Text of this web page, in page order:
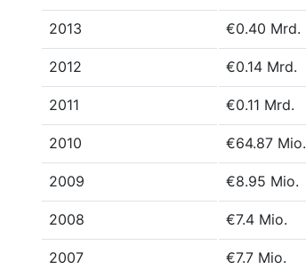
2013 €0.40 Mrd.
2012 €0.14 Mrd.
2011 €0.11 Mrd.
2010 €64.87 Mio.
2009 €8.95 Mio.
2008 €7.4 Mio.
2007 €7.7 Mio.